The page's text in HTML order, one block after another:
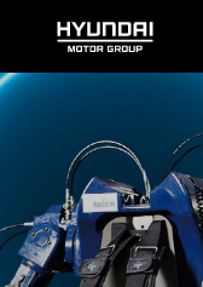
HYUNDAI
MOTOR